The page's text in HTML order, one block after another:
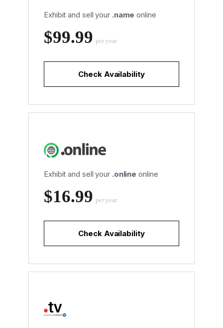
Exhibit and sell your .name online
‪$99.99 per year
Check Availability
Exhibit and sell your .online online
‪$16.99 per year
Check Availability